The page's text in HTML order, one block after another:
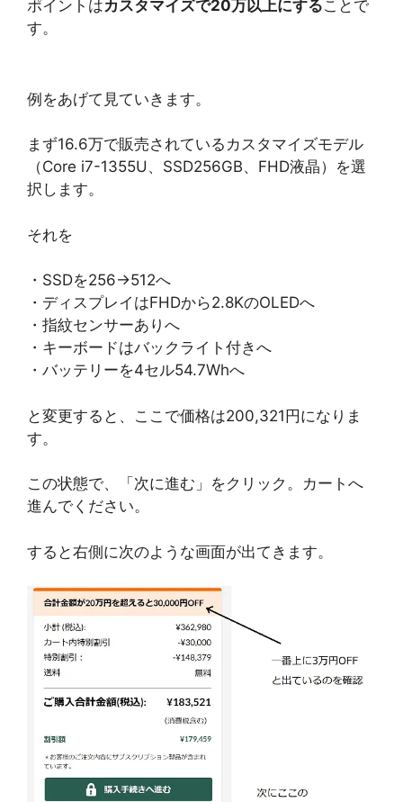
ポイントはカスタマイズで20万以上にすることで
す。
例をあげて見ていきます。
まず16.6万で販売されているカスタマイズモデル
（Core i7-1355U、SSD256GB、FHD液晶）を選
択します。
それを
・SSDを256→512へ
・ディスプレイはFHDから2.8KのOLEDへ
・指紋センサーありへ
・キーボードはバックライト付きへ
・バッテリーを4セル54.7Whへ
と変更すると、ここで価格は200,321円になりま
す。
この状態で、「次に進む」をクリック。カートへ
進んでください。
すると右側に次のような画面が出てきます。